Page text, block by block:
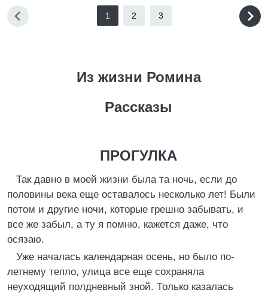
1 2 3
Из жизни Ромина
Рассказы
ПРОГУЛКА
Так давно в моей жизни была та ночь, если до
половины века еще оставалось несколько лет! Были
потом и другие ночи, которые грешно забывать, и
все же забыл, а ту я помню, кажется даже, что
осязаю.
Уже началась календарная осень, но было по-
летнему тепло, улица все еще сохраняла
неуходящий полдневный зной. Только казалась